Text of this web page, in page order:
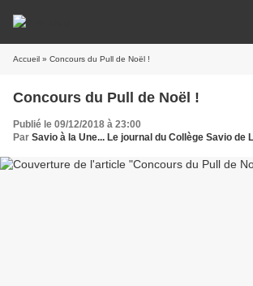
Accueil » Concours du Pull de Noël !
Concours du Pull de Noël !
Publié le 09/12/2018 à 23:00
Par Savio à la Une... Le journal du Collège Savio de